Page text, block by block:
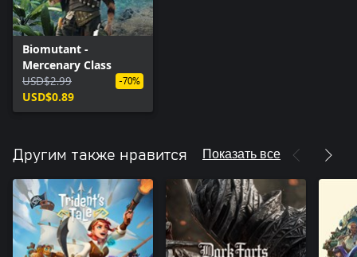
Biomutant -
Mercenary Class
USD$2.99
USD$0.89
-70%
Другим также нравится Показать все